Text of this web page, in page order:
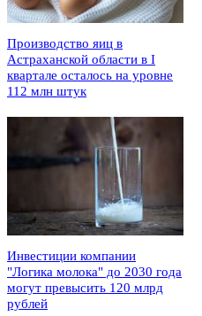
Производство яиц в
Астраханской области в I
квартале осталось на уровне
112 млн штук
Инвестиции компании
"Логика молока" до 2030 года
могут превысить 120 млрд
рублей